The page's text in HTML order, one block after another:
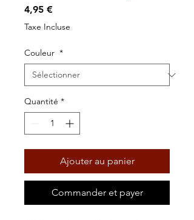
4,95 €Prix
Taxe Incluse
Couleur *
Quantité *
Ajouter au panier
Commander et payer